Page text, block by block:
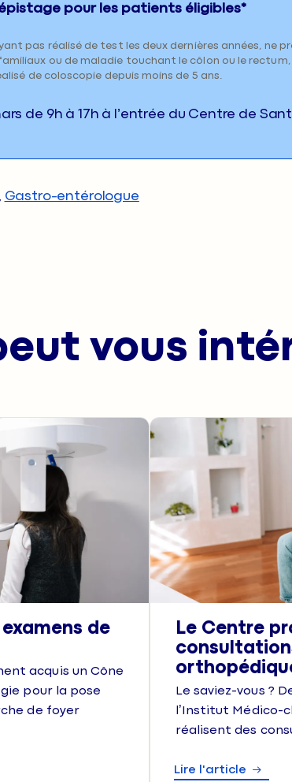
pour les patients éligibles*
pas réalisé de test les deux dernières années, ne
ou de maladie touchant le côlon ou le
de coloscopie depuis moins de 5 ans.
de 9h à 17h à l’entrée du Centre de
, Gastro-entérologue
vous
de
acquis un Cône
pour la pose
de foyer
Le Centre
Le saviez-vous ?
l’Institut Médico-
réalisent des
Lire l'article